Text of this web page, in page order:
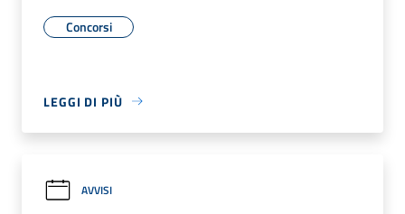
Concorsi
LEGGI DI PIÙ
AVVISI